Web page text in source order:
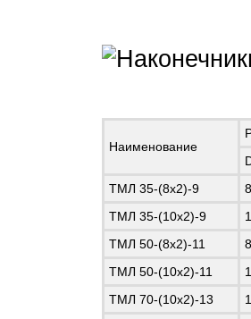
Наименование
ТМЛ 35-(8х2)-9
ТМЛ 35-(10х2)-9
ТМЛ 50-(8х2)-11
ТМЛ 50-(10х2)-11
ТМЛ 70-(10х2)-13